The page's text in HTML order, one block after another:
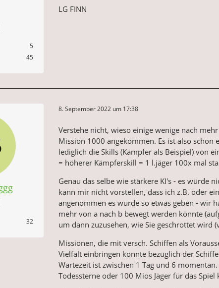
5
45
LG FINN
32
8. September 2022 um 17:38
Verstehe nicht, wieso einige wenige nach
Mission 1000 angekommen. Es ist also
lediglich die Skills (Kämpfer als Beispiel) von
= höherer Kämpferskill = 1 l.jäger 100x mal
Genau das selbe wie stärkere KI's - es würde
kann mir nicht vorstellen, dass ich z.B. oder
angenommen es würde so etwas geben - wir
mehr von a nach b bewegt werden könnte
um dann zuzusehen, wie Sie geschrottet wird
Missionen, die mit versch. Schiffen als
Vielfalt einbringen könnte bezüglich der
Wartezeit ist zwischen 1 Tag und 6
Todessterne oder 100 Mios Jäger für das